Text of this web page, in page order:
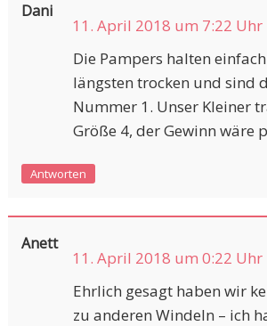
Dani
11. April 2018 um 7:22 Uhr
Die Pampers halten
längsten trocken und sind
Nummer 1. Unser Kleiner
Größe 4, der Gewinn wäre
Antworten
Anett
11. April 2018 um 0:22 Uhr
Ehrlich gesagt haben wir
zu anderen Windeln – ich